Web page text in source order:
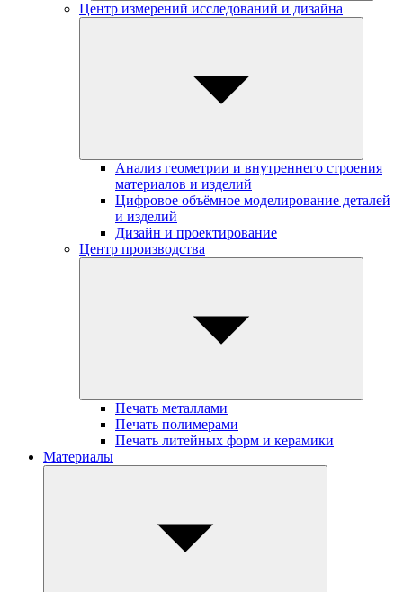
Центр измерений исследований и дизайна
Анализ геометрии и внутреннего строения
материалов и изделий
Цифровое объёмное моделирование деталей
и изделий
Дизайн и проектирование
Центр производства
Печать металлами
Печать полимерами
Печать литейных форм и керамики
Материалы